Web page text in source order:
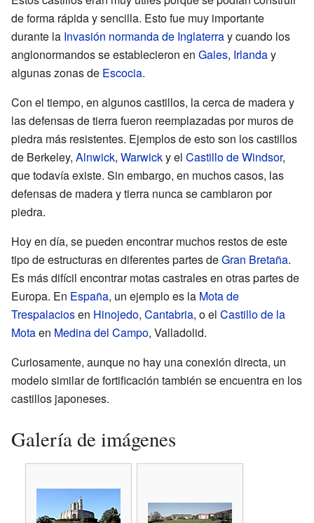
de forma rápida y sencilla. Esto fue muy importante
durante la Invasión normanda de Inglaterray cuando los
anglonormandos se establecieron en Gales, Irlanday
algunas zonas de Escocia.
Con el tiempo, en algunos castillos, la cerca de madera y
las defensas de tierra fueron reemplazadas por muros de
piedra más resistentes. Ejemplos de esto son los castillos
de Berkeley, Alnwick, Warwicky el Castillo de Windsor,
que todavía existe. Sin embargo, en muchos casos, las
defensas de madera y tierra nunca se cambiaron por
piedra.
Hoy en día, se pueden encontrar muchos restos de este
tipo de estructuras en diferentes partes deGran Bretaña.
Es más difícil encontrar motas castrales en otras partes de
Europa. En España, un ejemplo es la Mota de
Trespalaciosen Hinojedo, Cantabria, o el Castillo de la
Motaen Medina del Campo, Valladolid.
Curiosamente, aunque no hay una conexión directa, un
modelo similar de fortificación también se encuentra en los
castillos japoneses.
Galería de imágenes